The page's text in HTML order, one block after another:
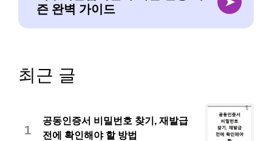
즌 완벽 가이드
최근 글
1
공동인증서 비밀번호 찾기, 재발급
전에 확인해야 할 방법